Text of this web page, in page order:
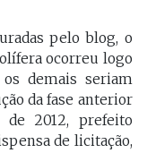
pelo blog, o
ocorreu logo
demais seriam
da fase anterior
2012, prefeito
de licitação,